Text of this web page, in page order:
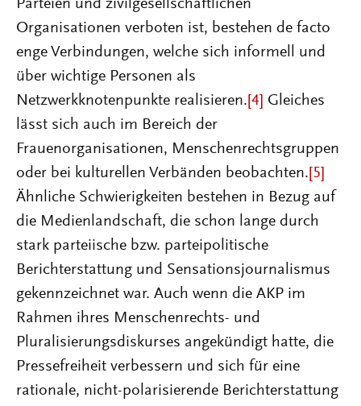
Parteien und zivilgesellschaftlichen
Organisationen verboten ist, bestehen de facto
enge Verbindungen, welche sich informell und
über wichtige Personen als
Netzwerkknotenpunkte realisieren. [4] Gleiches
lässt sich auch im Bereich der
Frauenorganisationen, Menschenrechtsgruppen
oder bei kulturellen Verbänden beobachten. [5]
Ähnliche Schwierigkeiten bestehen in Bezug auf
die Medienlandschaft, die schon lange durch
stark parteiische bzw. parteipolitische
Berichterstattung und Sensationsjournalismus
gekennzeichnet war. Auch wenn die AKP im
Rahmen ihres Menschenrechts- und
Pluralisierungsdiskurses angekündigt hatte, die
Pressefreiheit verbessern und sich für eine
rationale, nicht-polarisierende Berichterstattung